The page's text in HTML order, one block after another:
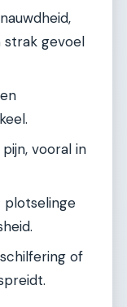
strak gevoel
vooral in
plotselinge
of